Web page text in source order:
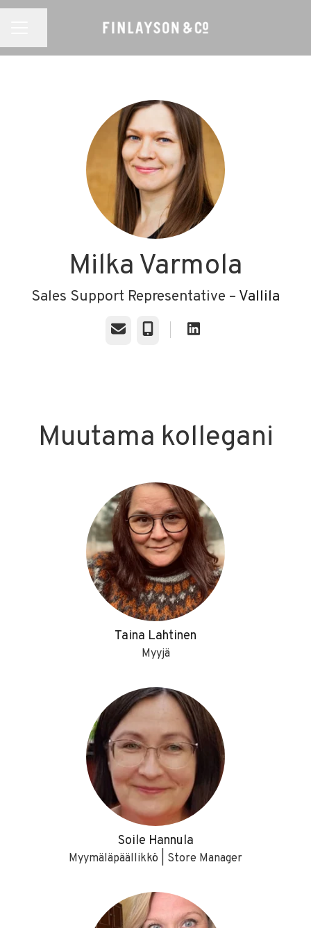
Milka Varmola
Sales Support Representative – Vallila
SähköpostiPuhelin
Muutama kollegani
Taina Lahtinen
Myyjä
Soile Hannula
Myymäläpäällikkö | Store Manager